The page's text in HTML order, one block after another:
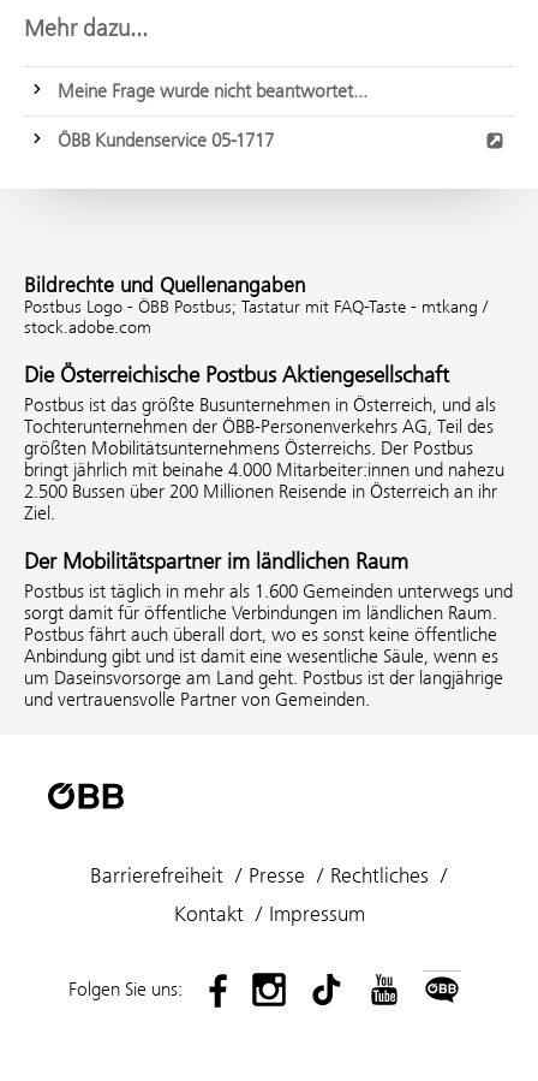
Mehr dazu...
Meine Frage wurde nicht beantwortet...
ÖBB Kundenservice 05-1717
Bildrechte und Quellenangaben
Postbus Logo - ÖBB Postbus; Tastatur mit FAQ-Taste - mtkang /
stock.adobe.com
Die Österreichische Postbus Aktiengesellschaft
Postbus ist das größte Busunternehmen in Österreich, und als
Tochterunternehmen der ÖBB-Personenverkehrs AG, Teil des
größten Mobilitätsunternehmens Österreichs. Der Postbus
bringt jährlich mit beinahe 4.000 Mitarbeiter:innen und nahezu
2.500 Bussen über 200 Millionen Reisende in Österreich an ihr
Ziel.
Der Mobilitätspartner im ländlichen Raum
Postbus ist täglich in mehr als 1.600 Gemeinden unterwegs und
sorgt damit für öffentliche Verbindungen im ländlichen Raum.
Postbus fährt auch überall dort, wo es sonst keine öffentliche
Anbindung gibt und ist damit eine wesentliche Säule, wenn es
um Daseinsvorsorge am Land geht. Postbus ist der langjährige
und vertrauensvolle Partner von Gemeinden.
Barrierefreiheit Presse
Rechtliches
Kontakt
Impressum
Folgen Sie uns: